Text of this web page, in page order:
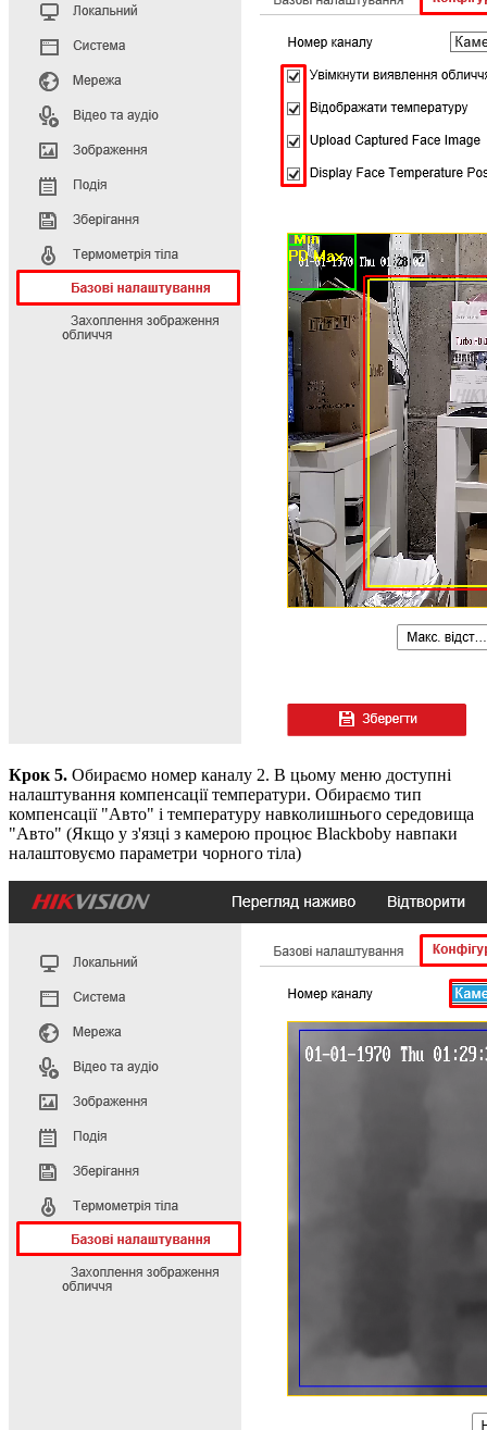
Крок 5. Обираємо номер каналу 2. В цьому меню доступні
налаштування компенсації температури. Обираємо тип
компенсації "Авто" і температуру навколишнього середовища
"Авто" (Якщо у з'язці з камерою процює Blackboby навпаки
налаштовуємо параметри чорного тіла)